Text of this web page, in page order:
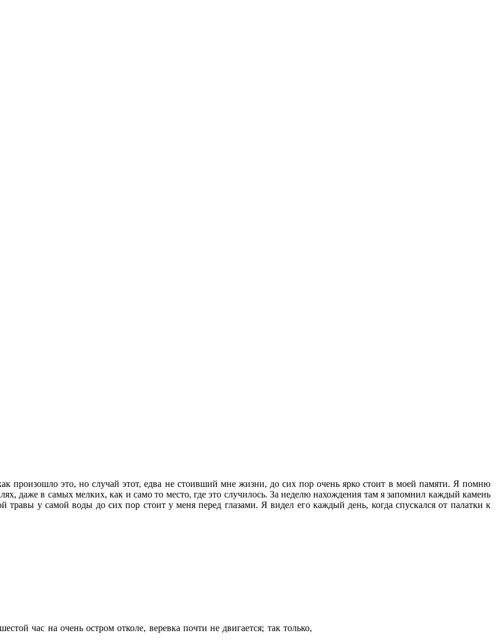
произошло это, но случай этот, едва не стоивший мне жизни, до сих пор очень ярко стоит в моей памяти. Я помню
даже в самых мелких, как и само то место, где это случилось. За неделю нахождения там я запомнил каждый камень
травы у самой воды до сих пор стоит у меня перед глазами. Я видел его каждый день, когда спускался от палатки к
час на очень остром отколе, веревка почти не двигается; так только,